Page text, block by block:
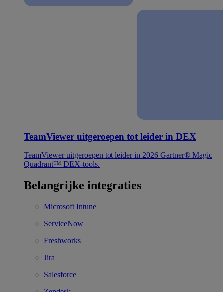
TeamViewer uitgeroepen tot leider in DEX
TeamViewer uitgeroepen tot leider in 2026 Gartner® Magic
Quadrant™ DEX-tools.
Belangrijke integraties
Microsoft Intune
ServiceNow
Freshworks
Jira
Salesforce